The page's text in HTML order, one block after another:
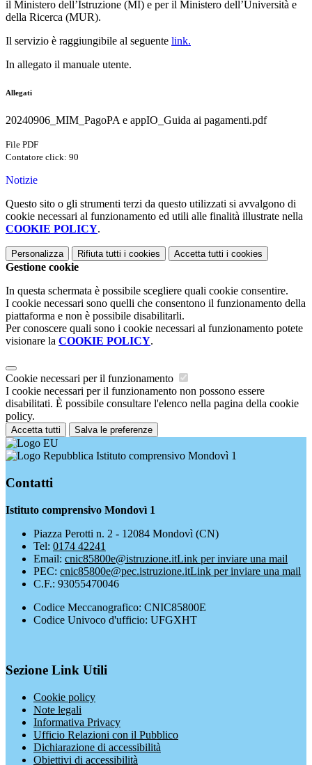
il Ministero dell’Istruzione (MI) e per il Ministero dell’Università e
della Ricerca (MUR).
Il servizio è raggiungibile al seguente link.
In allegato il manuale utente.
Allegati
20240906_MIM_PagoPA e appIO_Guida ai pagamenti.pdf
File PDF
Contatore click: 90
Notizie
Questo sito o gli strumenti terzi da questo utilizzati si avvalgono di
cookie necessari al funzionamento ed utili alle finalità illustrate nella
COOKIE POLICY.
Personalizza Rifiuta tutti i cookies Accetta tutti i cookies
Gestione cookie
In questa schermata è possibile scegliere quali cookie consentire.
I cookie necessari sono quelli che consentono il funzionamento della
piattaforma e non è possibile disabilitarli.
Per conoscere quali sono i cookie necessari al funzionamento potete
visionare la COOKIE POLICY.
Cookie necessari per il funzionamento
I cookie necessari per il funzionamento non possono essere
disabilitati. È possibile consultare l'elenco nella pagina della cookie
policy.
Accetta tutti Salva le preferenze
Istituto comprensivo Mondovì 1
Contatti
Istituto comprensivo Mondovì 1
Piazza Perotti n. 2 - 12084 Mondovì (CN)
Tel: 0174 42241
Email: cnic85800e@istruzione.itLink per inviare una mail
PEC: cnic85800e@pec.istruzione.itLink per inviare una mail
C.F.: 93055470046
Codice Meccanografico: CNIC85800E
Codice Univoco d'ufficio: UFGXHT
Sezione Link Utili
Cookie policy
Note legali
Informativa Privacy
Ufficio Relazioni con il Pubblico
Dichiarazione di accessibilità
Obiettivi di accessibilità